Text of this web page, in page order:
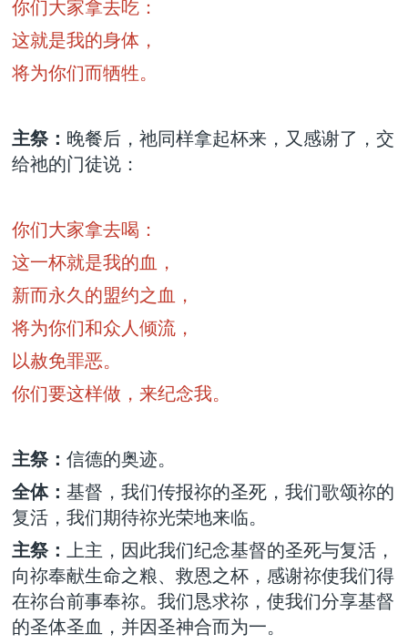
你们大家拿去吃：
这就是我的身体，
将为你们而牺牲。
主祭： 晚餐后，祂同样拿起杯来，又感谢了，交
给祂的门徒说：
你们大家拿去喝：
这一杯就是我的血，
新而永久的盟约之血，
将为你们和众人倾流，
以赦免罪恶。
你们要这样做，来纪念我。
主祭： 信德的奥迹。
全体： 基督，我们传报祢的圣死，我们歌颂祢的
复活，我们期待祢光荣地来临。
主祭： 上主，因此我们纪念基督的圣死与复活，
向祢奉献生命之粮、救恩之杯，感谢祢使我们得
在祢台前事奉祢。我们恳求祢，使我们分享基督
的圣体圣血，并因圣神合而为一。